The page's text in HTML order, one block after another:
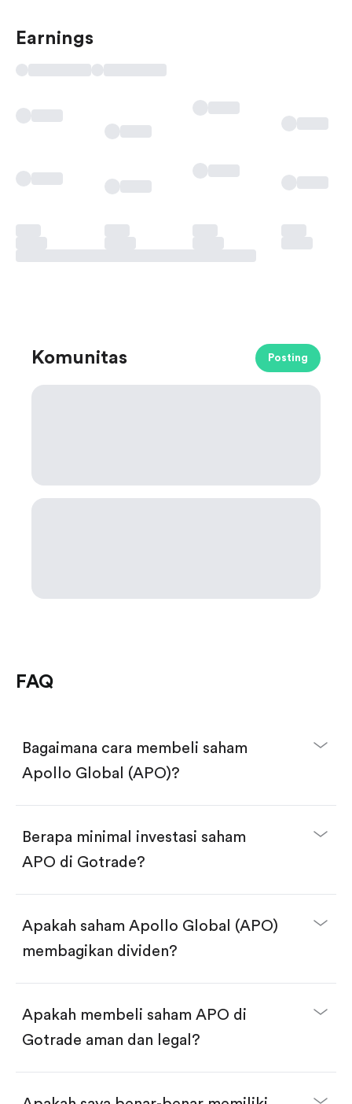
Earnings
Komunitas Posting
FAQ
Bagaimana cara membeli saham
Apollo Global (APO)?
Buka akun dan selesaikan KYC.
Lakukan deposit.
Cari kode "APO", lalu klik "Trade".
Klik tombol "Buy".
dua pilihan:
Beli saham secara fractional dalam jumlah
dollar, bisa mulai dari $1.
Swipe up untuk konfirmasi order, pembelian
Berapa minimal investasi saham
APO di Gotrade?
Apakah saham Apollo Global (APO)
membagikan dividen?
Apakah membeli saham APO di
Gotrade aman dan legal?